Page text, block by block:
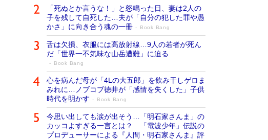
「死ぬとか言うな！」と怒鳴った日、妻は2人の
子を残して自死した…夫が「自分の犯した罪や愚
かさ」に向き合う魂の一冊
Book Bang
舌は欠損、衣服には高放射線…9人の若者が死ん
だ「世界一不気味な山岳遭難」に迫る
Book Bang
心を病んだ母が「4Lの大五郎」を飲み干しゲロま
みれに…ノブコブ徳井が「感情を失くした」子供
時代を明かす
Book Bang
今思い出しても涙が出そう…「明石家さんま」の
カッコよすぎる一言とは？ 「電波少年」伝説の
プロデューサーによる『人間・明石家さんま』評